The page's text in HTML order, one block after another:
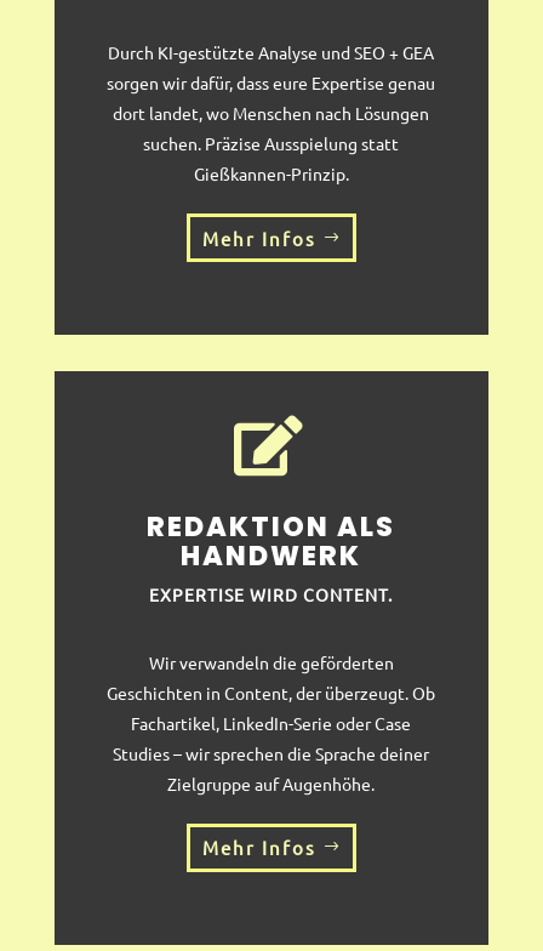
Durch KI-gestützte Analyse und SEO + GEA
sorgen wir dafür, dass eure Expertise genau
dort landet, wo Menschen nach Lösungen
suchen. Präzise Ausspielung statt
Gießkannen-Prinzip.
Mehr Infos

REDAKTION ALS
HANDWERK
EXPERTISE WIRD CONTENT.
Wir verwandeln die geförderten
Geschichten in Content, der überzeugt. Ob
Fachartikel, LinkedIn-Serie oder Case
Studies – wir sprechen die Sprache deiner
Zielgruppe auf Augenhöhe.
Mehr Infos